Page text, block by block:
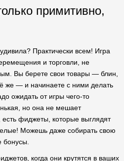
примитивно,
Практически всем! Игра
и торговли, не
Вы берете свои товары — блин,
же — и начинаете с ними делать
ожидать от игры чего-то
но она не мешает
фиджеты, которые выглядят
Можешь даже собирать свою
бонусы.
когда они крутятся в ваших